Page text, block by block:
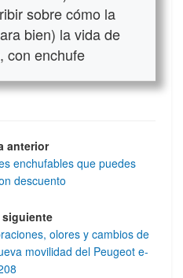
sobre cómo la
bien) la vida de
con enchufe
anterior
enchufables que puedes
descuento
olores y cambios de
movilidad del Peugeot e-